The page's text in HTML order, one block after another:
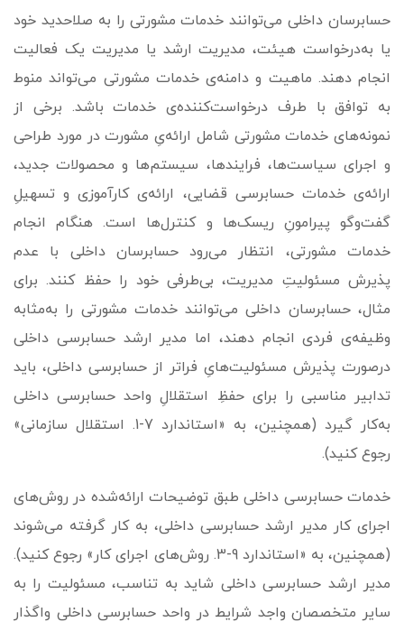
حسابرسان داخلی می‌­توانند خدمات مشورتی را به صلاحدید خود
یا به‌درخواست هیئت، مدیریت ارشد یا مدیریت یک فعالیت
انجام دهند. ماهیت و دامنه‌ی خدمات مشورتی می‌تواند منوط
به توافق با طرف درخواست‌کننده‌ی خدمات باشد. برخی از
نمونه‌های خدمات مشورتی شامل ارائه‌یِ مشورت در مورد طراحی
و اجرای سیاست‌ها، فرایندها، سیستم‌ها و محصولات جدید،
ارائه‌ی خدمات حسابرسی قضایی، ارائه‌ی کارآموزی و تسهیلِ
گفت‌وگو پیرامونِ ریسک‌ها و کنترل‌ها است. هنگام انجام
خدمات مشورتی، انتظار می‌رود حسابرسان داخلی با عدم
پذیرش مسئولیتِ مدیریت، بی‌طرفی خود را حفظ کنند. برای
مثال، حسابرسان داخلی می‌توانند خدمات مشورتی را به‌مثابه
وظیفه‌ی فردی انجام دهند، اما مدیر ارشد حسابرسی داخلی
درصورت پذیرش مسئولیت‌هایِ فراتر از حسابرسی داخلی، باید
تدابیر مناسبی را برای حفظِ استقلالِ واحد حسابرسی داخلی
به‌کار گیرد (همچنین، به «استاندارد 7-1. استقلال سازمانی»
رجوع کنید).
خدمات حسابرسی داخلی طبق توضیحات ارائه‌شده در روش‌های
اجرای کار مدیر ارشد حسابرسی داخلی، به کار گرفته می‌شوند
(همچنین، به «استاندارد 9-3. روش‌های اجرای کار» رجوع کنید).
مدیر ارشد حسابرسی داخلی شاید به تناسب، مسئولیت را به
سایر متخصصان واجد شرایط در واحد حسابرسی داخلی واگذار